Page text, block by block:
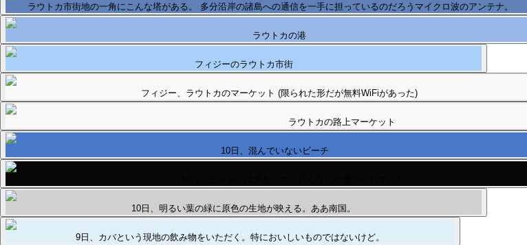
ラウトカ市街地の一角にこんな塔がある。 多分沿岸の諸島への通信を一手に担っているのだろうマイクロ波のアンテナ。
ラウトカの港
フィジーのラウトカ市街
フィジー、ラウトカのマーケット (限られた形だが無料WiFiがあった)
ラウトカの路上マーケット
10日、混んでいないビーチ
10日、明るい葉の緑に原色の生地が映える。ああ南国。
9日、カバという現地の飲み物をいただく。特においしいものではないけど。